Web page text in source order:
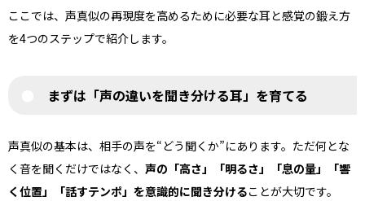
ここでは、声真似の再現度を高めるために必要な耳と感覚の鍛え方
を4つのステップで紹介します。
まずは「声の違いを聞き分ける耳」を育てる
声真似の基本は、相手の声を“どう聞くか”にあります。ただ何とな
く音を聞くだけではなく、 声の「高さ」「明るさ」「息の量」「響
く位置」「話すテンポ」を意識的に聞き分けることが大切です。